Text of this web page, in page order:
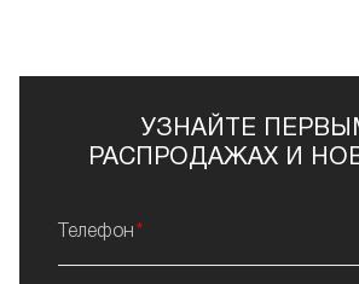
мелкоабразивную.
Если вы воспользуетесь нашими
УЗНАЙТЕ
РАСПРОДАЖАХ И
Телефон